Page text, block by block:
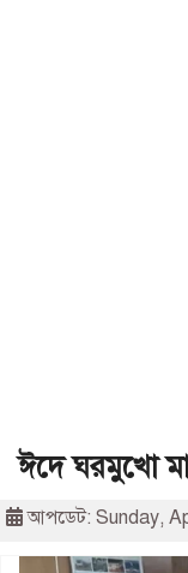
ঈদে ঘরমুখো
আপডেট: Sunday,